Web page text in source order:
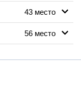
43 место
56 место